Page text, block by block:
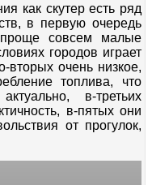
как скутер есть ряд
в первую очередь
проще совсем малые
городов играет
очень низкое,
топлива, что
в-третьих
в-пятых они
от прогулок,